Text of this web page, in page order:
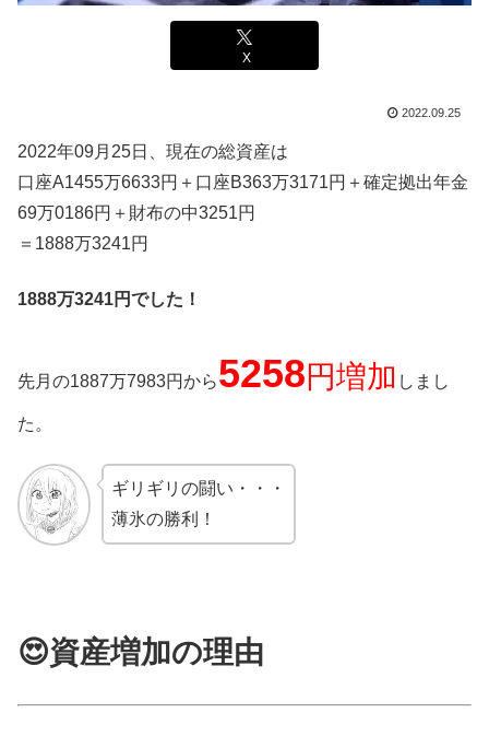
X
2022.09.25
2022年09月25日、現在の総資産は
口座A1455万6633円＋口座B363万3171円 ＋確定拠出年金
69万0186円 ＋財布の中3251円
＝1888万3241円
1888万3241円でした！
先月の1887万7983円から5258円増加 しまし
た。
ギリギリの闘い・・・
薄氷の勝利！
😍資産増加の理由